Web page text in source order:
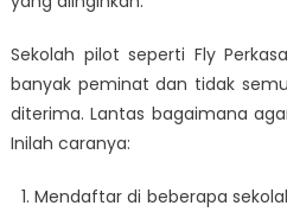
Sekolah pilot seperti Fly
banyak peminat dan tidak
diterima. Lantas bagaimana
Inilah caranya:
Mendaftar di beberapa